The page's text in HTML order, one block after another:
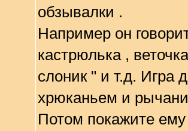
обзывалки .
Например он
кастрюлька ,
слоник " и т.д. Игра
хрюканьем и
Потом покажите